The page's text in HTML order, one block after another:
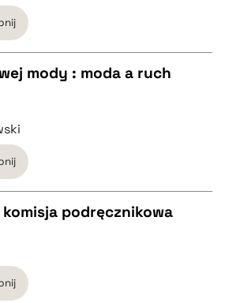
mody : moda a ruch
podręcznikowa